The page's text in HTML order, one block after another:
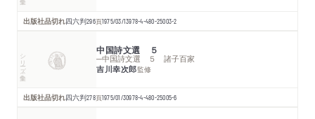
出版社品切れ四六判296頁1975/03/13978-4-480-25003-2
シリーズ・全集 中国詩文選 ５
─中国詩文選 ５ 諸子百家
吉川幸次郎監修
出版社品切れ四六判278頁1975/01/30978-4-480-25005-6